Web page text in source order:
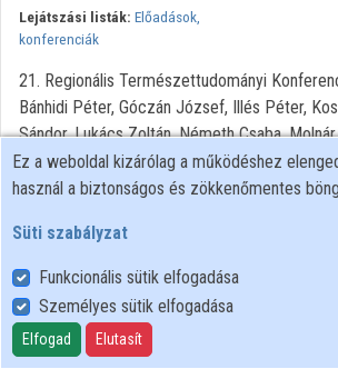
Lejátszási listák: Előadások,
konferenciák
21. Regionális Természettudományi
Bánhidi Péter, Góczán József, Illés Péter,
Sándor, Lukács Zoltán, Németh Csaba,
Felhasználói szabályzat
Adatkezelési tájékoztató
Süti szabályzat
Ez a weboldal kizárólag a működéshez
használ a biztonságos és zökkenőmentes
Süti szabályzat
Funkcionális sütik elfogadása
Személyes sütik elfogadása
Elfogad Elutasít